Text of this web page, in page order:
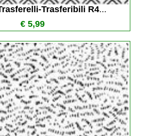
Trasferibili R4...
€ 5,99